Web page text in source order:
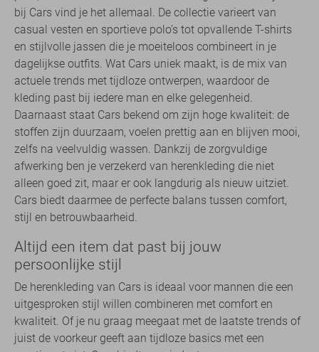
bij Cars vind je het allemaal. De collectie varieert van
casual vesten en sportieve polo’s tot opvallende T-shirts
en stijlvolle jassen die je moeiteloos combineert in je
dagelijkse outfits. Wat Cars uniek maakt, is de mix van
actuele trends met tijdloze ontwerpen, waardoor de
kleding past bij iedere man en elke gelegenheid.
Daarnaast staat Cars bekend om zijn hoge kwaliteit: de
stoffen zijn duurzaam, voelen prettig aan en blijven mooi,
zelfs na veelvuldig wassen. Dankzij de zorgvuldige
afwerking ben je verzekerd van herenkleding die niet
alleen goed zit, maar er ook langdurig als nieuw uitziet.
Cars biedt daarmee de perfecte balans tussen comfort,
stijl en betrouwbaarheid.
Altijd een item dat past bij jouw
persoonlijke stijl
De herenkleding van Cars is ideaal voor mannen die een
uitgesproken stijl willen combineren met comfort en
kwaliteit. Of je nu graag meegaat met de laatste trends of
juist de voorkeur geeft aan tijdloze basics met een